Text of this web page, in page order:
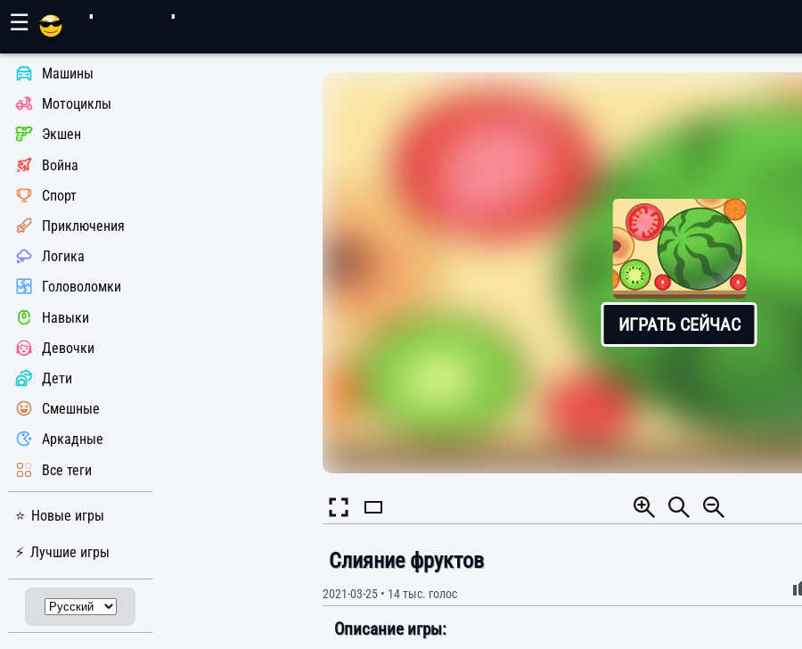
☰
Машины
Мотоциклы
Экшен
Война
Спорт
Приключения
Логика
Головоломки
Навыки
Девочки
Дети
Смешные
Аркадные
Все теги
Новые игры
Лучшие игры
ИГРАТЬ СЕЙЧАС
Слияние фруктов
2021-03-25• 14 тыс. голос
Описание игры: